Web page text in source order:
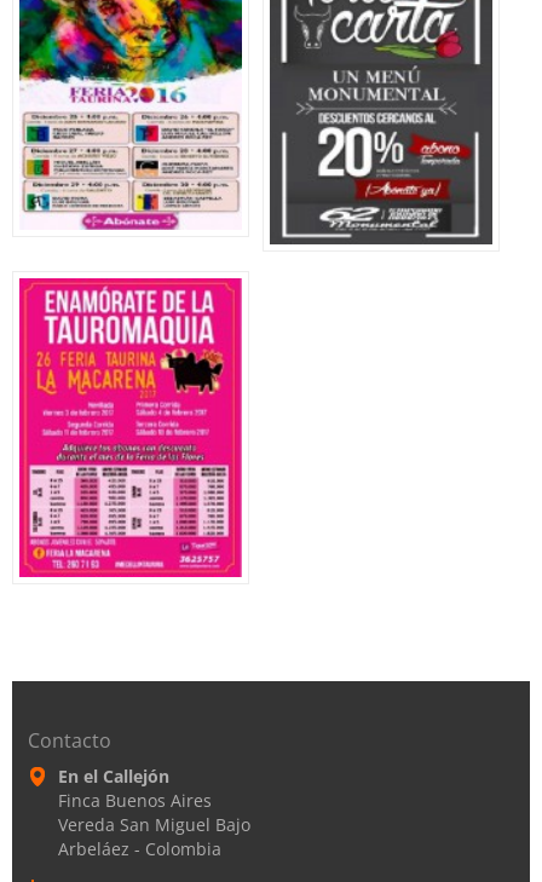
Contacto
En el Callejón
Finca Buenos Aires
Vereda San Miguel Bajo
Arbeláez - Colombia